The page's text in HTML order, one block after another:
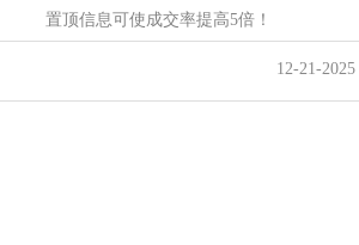
置顶信息可使成交率提高5倍！
12-21-2025